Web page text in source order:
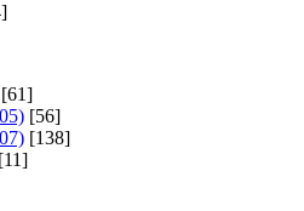
[61]
[56]
[138]
[11]